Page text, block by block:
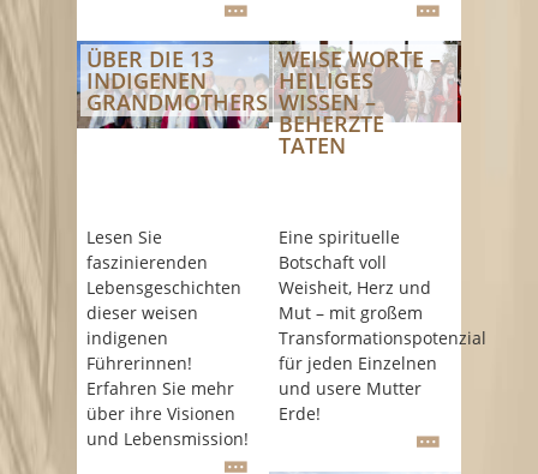
ÜBER DIE 13
INDIGENEN
GRANDMOTHERS
Lesen Sie
faszinierenden
Lebensgeschichten
dieser weisen
indigenen
Führerinnen!
Erfahren Sie mehr
über ihre Visionen
und Lebensmission!
WEISE WORTE –
HEILIGES
WISSEN –
BEHERZTE
TATEN
Eine spirituelle
Botschaft voll
Weisheit, Herz und
Mut – mit großem
Transformationspotenzial
für jeden Einzelnen
und usere Mutter
Erde!